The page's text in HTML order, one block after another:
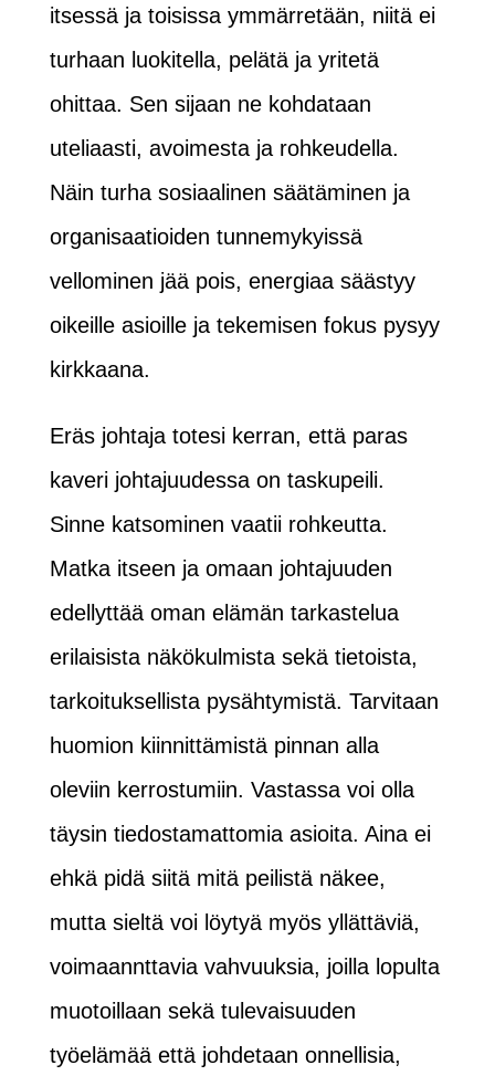
itsessä ja toisissa ymmärretään, niitä ei
turhaan luokitella, pelätä ja yritetä
ohittaa. Sen sijaan ne kohdataan
uteliaasti, avoimesta ja rohkeudella.
Näin turha sosiaalinen säätäminen ja
organisaatioiden tunnemykyissä
vellominen jää pois, energiaa säästyy
oikeille asioille ja tekemisen fokus pysyy
kirkkaana.
Eräs johtaja totesi kerran, että paras
kaveri johtajuudessa on taskupeili.
Sinne katsominen vaatii rohkeutta.
Matka itseen ja omaan johtajuuden
edellyttää oman elämän tarkastelua
erilaisista näkökulmista sekä tietoista,
tarkoituksellista pysähtymistä. Tarvitaan
huomion kiinnittämistä pinnan alla
oleviin kerrostumiin. Vastassa voi olla
täysin tiedostamattomia asioita. Aina ei
ehkä pidä siitä mitä peilistä näkee,
mutta sieltä voi löytyä myös yllättäviä,
voimaannttavia vahvuuksia, joilla lopulta
muotoillaan sekä tulevaisuuden
työelämää että johdetaan onnellisia,